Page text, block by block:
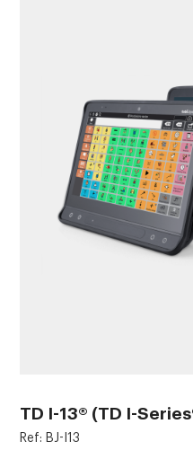
TD I-13® (TD I-
Ref: BJ-I13